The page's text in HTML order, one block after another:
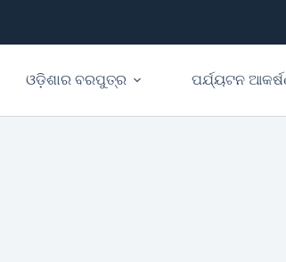
ଓଡ଼ିଶାର ବରପୁତ୍ର ପର୍ଯ୍ୟଟନ